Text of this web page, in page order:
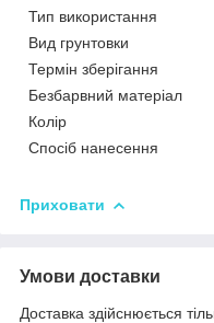
Тип використання
Вид грунтовки
Термін зберігання
Безбарвний матеріал
Колір
Спосіб нанесення
Приховати
Умови доставки
Доставка здійснюється